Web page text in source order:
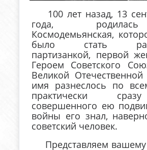
100 лет назад, 13
года,
Космодемьянская,
было стать
партизанкой, первой
Героем Советского
Великой
имя разнеслось по
практически
совершенного ею
войны его знал,
советский человек.
Представляем